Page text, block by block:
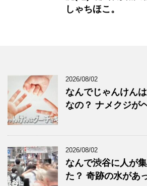
しゃちほこ。
2026/08/02
なんでじゃんけん
なの？ ナメクジが
2026/08/02
なんで渋谷に人が
た？ 奇跡の水があ